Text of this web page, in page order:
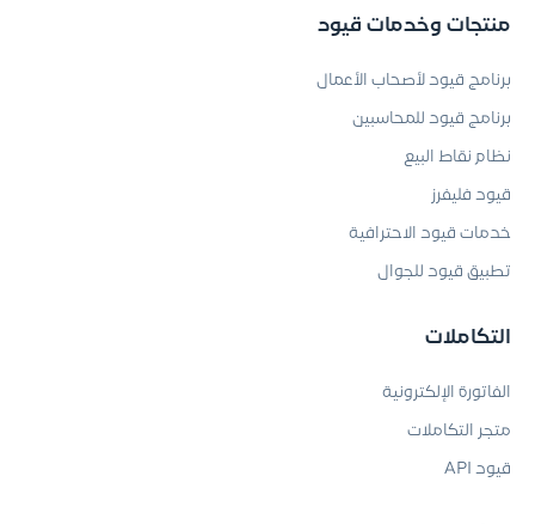
منتجات وخدمات قيود
برنامج قيود لأصحاب الأعمال
برنامج قيود للمحاسبين
نظام نقاط البيع
قيود فليفرز
خدمات قيود الاحترافية
تطبيق قيود للجوال
التكاملات
الفاتورة الإلكترونية
متجر التكاملات
قيود API